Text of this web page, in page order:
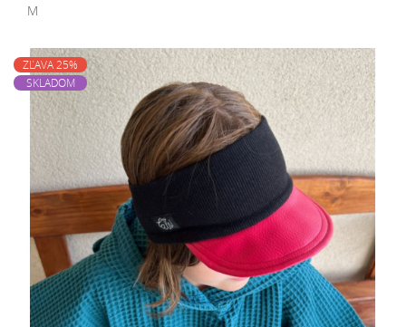
M
ZĽAVA 25%
SKLADOM